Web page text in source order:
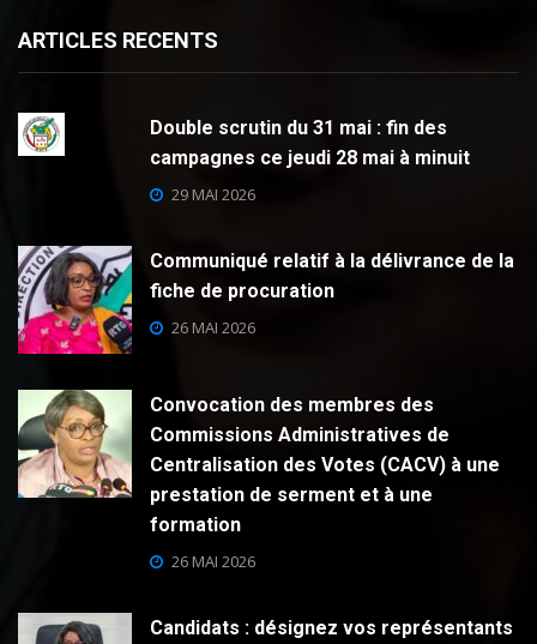
ARTICLES RECENTS
Double scrutin du 31 mai : fin des
campagnes ce jeudi 28 mai à minuit
29 MAI 2026
Communiqué relatif à la délivrance de la
fiche de procuration
26 MAI 2026
Convocation des membres des
Commissions Administratives de
Centralisation des Votes (CACV) à une
prestation de serment et à une
formation
26 MAI 2026
Candidats : désignez vos représentants